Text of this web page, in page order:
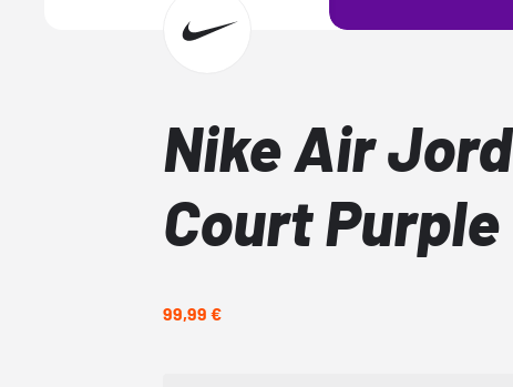
Nike Air
Court Purple
99,99 €